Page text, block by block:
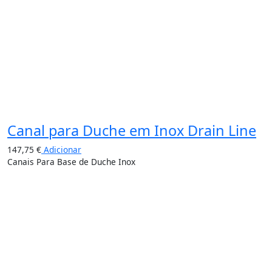
Canal para Duche em Inox Drain Line
147,75 € Adicionar
Canais Para Base de Duche Inox